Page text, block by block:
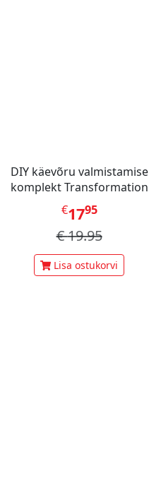
DIY käevõru valmistamise
komplekt Transformation
€1795
€19.95
Lisa ostukorvi